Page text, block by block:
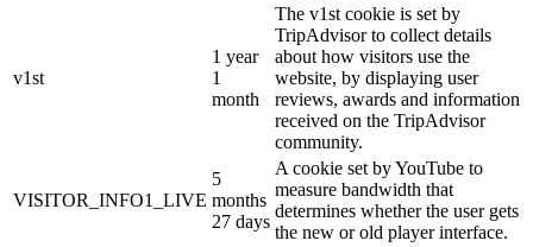
v1st
1 year
1
month
The v1st cookie is set by
TripAdvisor to collect details
about how visitors use the
website, by displaying user
reviews, awards and information
received on the TripAdvisor
community.
VISITOR_INFO1_LIVE
5
months
27 days
A cookie set by YouTube to
measure bandwidth that
determines whether the user gets
the new or old player interface.